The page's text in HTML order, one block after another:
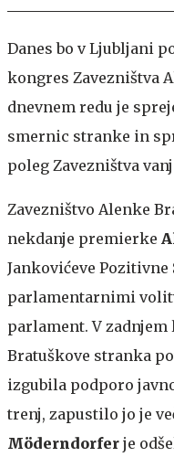
Danes bo v Ljubljani
kongres Zavezništva
dnevnem redu je
smernic stranke in
poleg Zavezništva
Zavezništvo Alenke
nekdanje premierke
Jankovićeve
parlamentarnimi
parlament. V
Bratuškove stranka
izgubila podporo
trenj, zapustilo jo je
Möderndorfer je